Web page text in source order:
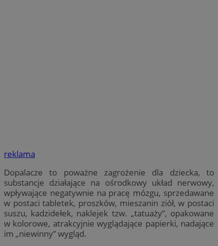
reklama
Dopalacze to poważne zagrożenie dla dziecka, to
substancje działające na ośrodkowy układ nerwowy,
wpływające negatywnie na pracę mózgu, sprzedawane
w postaci tabletek, proszków, mieszanin ziół, w postaci
suszu, kadzidełek, naklejek tzw. „tatuaży”, opakowane
w kolorowe, atrakcyjnie wyglądające papierki, nadające
im „niewinny” wygląd.